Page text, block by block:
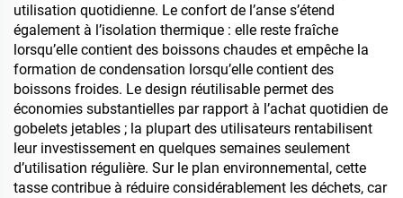
utilisation quotidienne. Le confort de l’anse s’étend
également à l’isolation thermique : elle reste fraîche
lorsqu’elle contient des boissons chaudes et empêche la
formation de condensation lorsqu’elle contient des
boissons froides. Le design réutilisable permet des
économies substantielles par rapport à l’achat quotidien de
gobelets jetables ; la plupart des utilisateurs rentabilisent
leur investissement en quelques semaines seulement
d’utilisation régulière. Sur le plan environnemental, cette
tasse contribue à réduire considérablement les déchets, car